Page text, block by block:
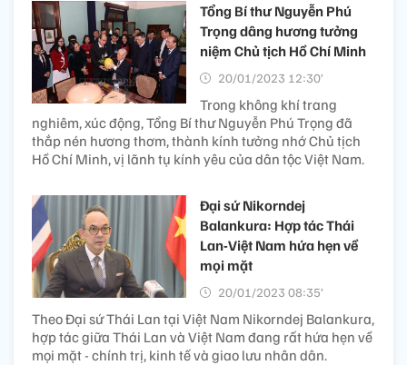
Tổng Bí thư Nguyễn Phú
Trọng dâng hương tưởng
niệm Chủ tịch Hồ Chí Minh
20/01/2023 12:30’
Trong không khí trang
nghiêm, xúc động, Tổng Bí thư Nguyễn Phú Trọng đã
thắp nén hương thơm, thành kính tưởng nhớ Chủ tịch
Hồ Chí Minh, vị lãnh tụ kính yêu của dân tộc Việt Nam.
Đại sứ Nikorndej
Balankura: Hợp tác Thái
Lan-Việt Nam hứa hẹn về
mọi mặt
20/01/2023 08:35’
Theo Đại sứ Thái Lan tại Việt Nam Nikorndej Balankura,
hợp tác giữa Thái Lan và Việt Nam đang rất hứa hẹn về
mọi mặt - chính trị, kinh tế và giao lưu nhân dân.